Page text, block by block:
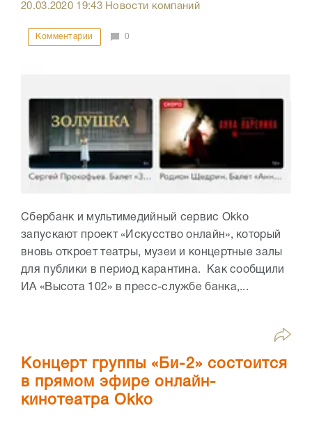
20.03.2020 19:43Новости компаний
Комментарии 0
Сбербанк и мультимедийный сервис Оkko
запускают проект «Искусство онлайн», который
вновь откроет театры, музеи и концертные залы
для публики в период карантина. Как сообщили
ИА «Высота 102» в пресс-службе банка,...
Концерт группы «Би-2» состоится
в прямом эфире онлайн-
кинотеатра Okko